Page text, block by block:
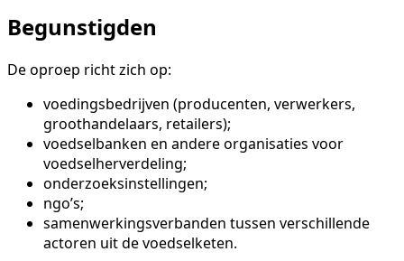
Begunstigden
De oproep richt zich op:
voedingsbedrijven (producenten, verwerkers,
groothandelaars, retailers);
voedselbanken en andere organisaties voor
voedselherverdeling;
onderzoeksinstellingen;
ngo’s;
samenwerkingsverbanden tussen verschillende
actoren uit de voedselketen.